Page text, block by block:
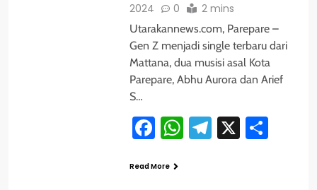
2024
0 2 mins
Utarakannews.com, Parepare –
Gen Z menjadi single terbaru dari
Mattana, dua musisi asal Kota
Parepare, Abhu Aurora dan Arief
S…
Facebook
WhatsApp
Telegram
X
Read More